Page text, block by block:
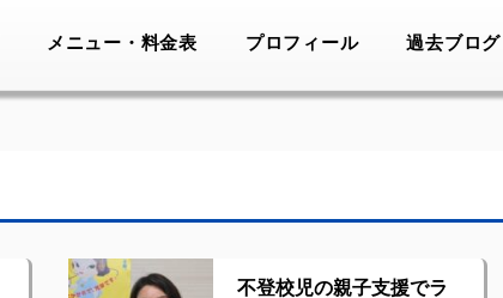
メニュー・料金表 プロフィール 過去ブログ
不登校児の親子支援でラ